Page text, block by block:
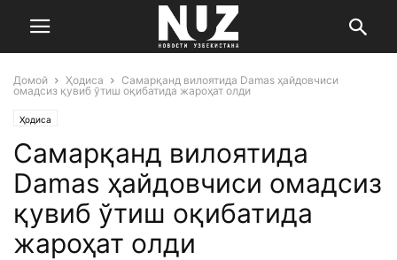
Домой Ҳодиса
Самарқанд вилоятида Damas ҳайдовчиси
омадсиз қувиб ўтиш оқибатида жароҳат олди
Ҳодиса
Самарқанд вилоятида
Damas ҳайдовчиси омадсиз
қувиб ўтиш оқибатида
жароҳат олди